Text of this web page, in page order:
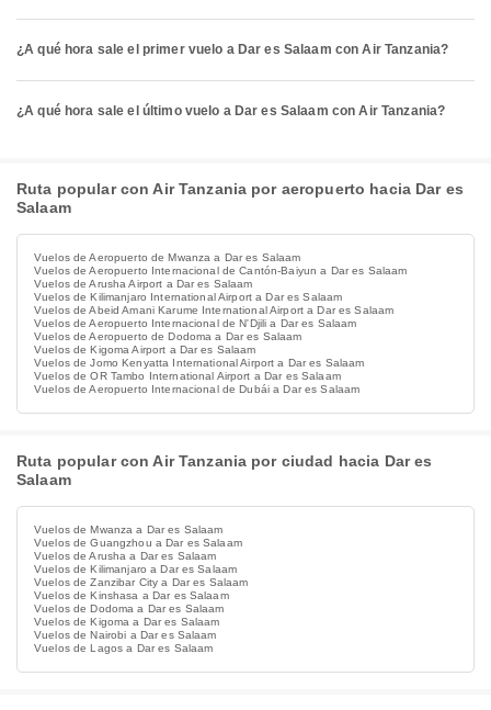
¿A qué hora sale el primer vuelo a Dar es Salaam con Air Tanzania?
¿A qué hora sale el último vuelo a Dar es Salaam con Air Tanzania?
Ruta popular con Air Tanzania por aeropuerto hacia Dar es
Salaam
Vuelos de Aeropuerto de Mwanza a Dar es Salaam
Vuelos de Aeropuerto Internacional de Cantón-Baiyun a Dar es Salaam
Vuelos de Arusha Airport a Dar es Salaam
Vuelos de Kilimanjaro International Airport a Dar es Salaam
Vuelos de Abeid Amani Karume International Airport a Dar es Salaam
Vuelos de Aeropuerto Internacional de N'Djili a Dar es Salaam
Vuelos de Aeropuerto de Dodoma a Dar es Salaam
Vuelos de Kigoma Airport a Dar es Salaam
Vuelos de Jomo Kenyatta International Airport a Dar es Salaam
Vuelos de OR Tambo International Airport a Dar es Salaam
Vuelos de Aeropuerto Internacional de Dubái a Dar es Salaam
Ruta popular con Air Tanzania por ciudad hacia Dar es
Salaam
Vuelos de Mwanza a Dar es Salaam
Vuelos de Guangzhou a Dar es Salaam
Vuelos de Arusha a Dar es Salaam
Vuelos de Kilimanjaro a Dar es Salaam
Vuelos de Zanzibar City a Dar es Salaam
Vuelos de Kinshasa a Dar es Salaam
Vuelos de Dodoma a Dar es Salaam
Vuelos de Kigoma a Dar es Salaam
Vuelos de Nairobi a Dar es Salaam
Vuelos de Lagos a Dar es Salaam